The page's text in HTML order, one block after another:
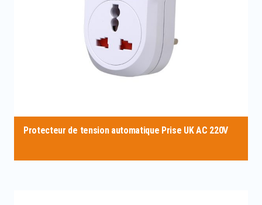
Protecteur de tension automatique Prise UK AC 220V